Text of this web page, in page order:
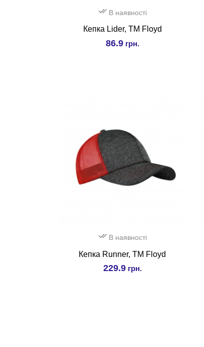
В наявності
Кепка Lider, TM Floyd
86.9 грн.
В наявності
Кепка Runner, TM Floyd
229.9 грн.